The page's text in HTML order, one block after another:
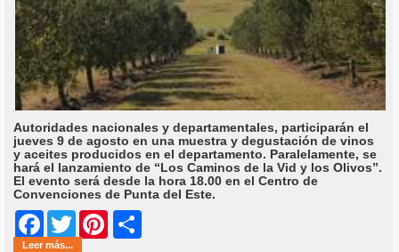
Autoridades nacionales y departamentales, participarán el
jueves 9 de agosto en una muestra y degustación de vinos
y aceites producidos en el departamento. Paralelamente, se
hará el lanzamiento de “Los Caminos de la Vid y los Olivos”.
El evento será desde la hora 18.00 en el Centro de
Convenciones de Punta del Este.
Facebook
Twitter Pinterest
Leer más...